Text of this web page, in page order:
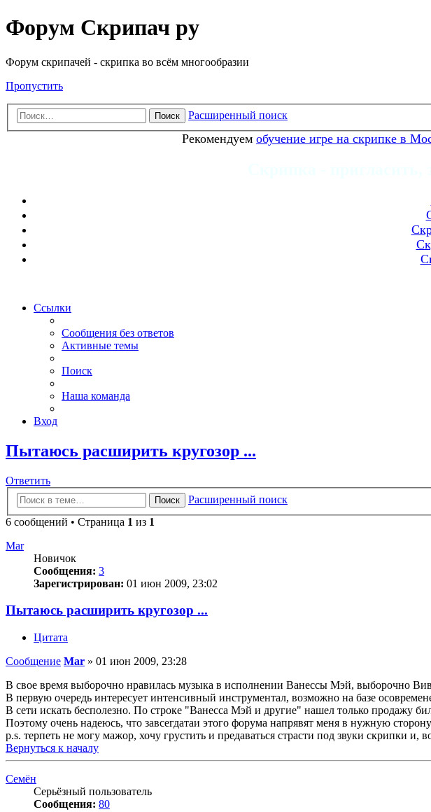
Форум Скрипач ру
Форум скрипачей - скрипка во всём многообразии
Пропустить
Поиск Расширенный поиск
Рекомендуем обучение игре на скрипке в
Ссылки
Сообщения без ответов
Активные темы
Поиск
Наша команда
Вход
Пытаюсь расширить кругозор ...
Ответить
Поиск
Расширенный поиск
6 сообщений • Страница 1 из 1
Mar
Новичок
Сообщения: 3
Зарегистрирован: 01 июн 2009, 23:02
Пытаюсь расширить кругозор ...
Цитата
Сообщение Mar » 01 июн 2009, 23:28
В свое время выборочно нравилась музыка в исполнении Ванессы Мэй, выборочно
В первую очередь интересует интенсивный инструментал, возможно на базе
В сети искать бесполезно. По строке "Ванесса Мэй и другие" нашел только продажу
Поэтому очень надеюсь, что завсегдатаи этого форума напрявят меня в нужную
p.s. терпеть не могу мажор, хочу грустить и предаваться страсти под звуки скрипки
Вернуться к началу
Семён
Серьёзный пользователь
Сообщения: 80